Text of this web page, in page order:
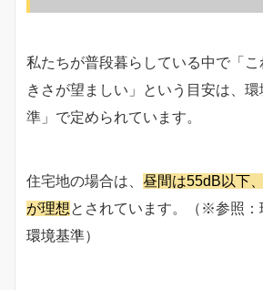
私たちが普段暮らしている中で「
きさが望ましい」という目安は、
準」で定められています。
住宅地の場合は、 昼間は55dB以下
が理想とされています。（※参照：
環境基準）